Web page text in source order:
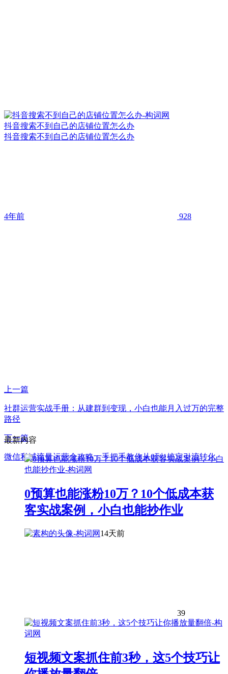
抖音搜索不到自己的店铺位置怎么办
抖音搜索不到自己的店铺位置怎么办
4年前 928
上一篇
社群运营实战手册：从建群到变现，小白也能月入过万的完整
路径
下一篇
微信私域流量运营全攻略：手把手教你从0到1搞定引流转化
最新内容
0预算也能涨粉10万？10个低成本获
客实战案例，小白也能抄作业
14天前
39
短视频文案抓住前3秒，这5个技巧让